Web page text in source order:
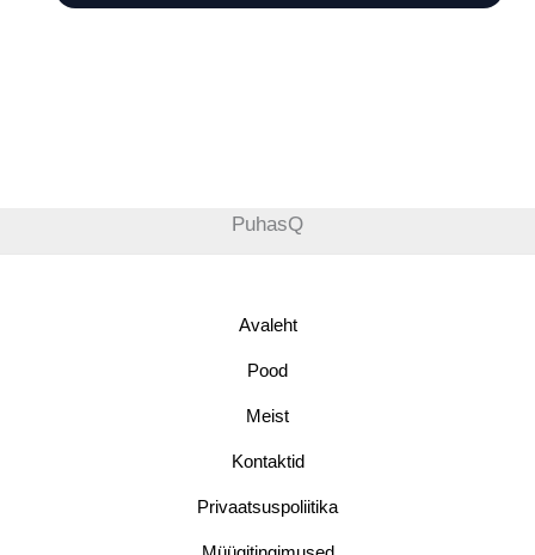
PuhasQ
Avaleht
Pood
Meist
Kontaktid
Privaatsuspoliitika